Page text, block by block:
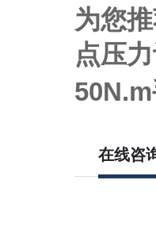
为您
点压
在线咨